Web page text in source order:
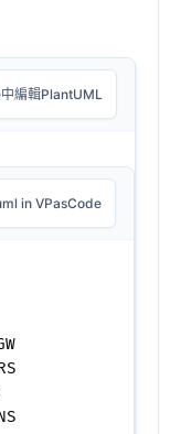
編輯PlantUML
in VPasCode